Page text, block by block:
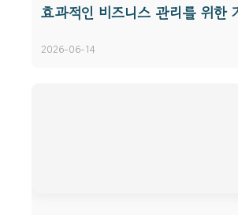
효과적인 비즈니스 관리를 위한
2026-06-14